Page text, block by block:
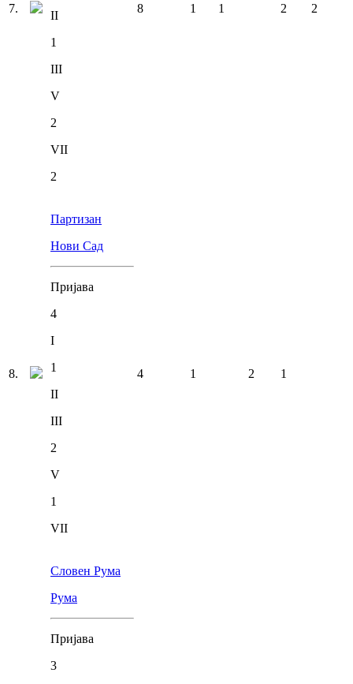
7.
II
1
III
V
2
VII
2
8 1 1 2 2
8.
Партизан
Нови Сад
Пријава
4
I
1
II
III
2
V
1
VII
4 1 2 1
Словен Рума
Рума
Пријава
3